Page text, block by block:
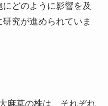
どのように影響を及
究が進められていま
麻草の株は、それぞれ